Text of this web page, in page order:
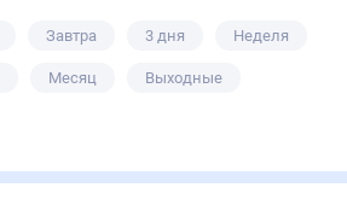
Завтра 3 дня Неделя
Месяц Выходные